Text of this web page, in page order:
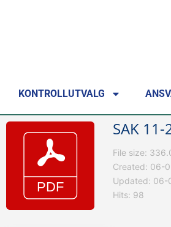
KONTROLLUTVALG
SAK 11-
File size:
Created: 06-
Updated: 06-
Hits: 98